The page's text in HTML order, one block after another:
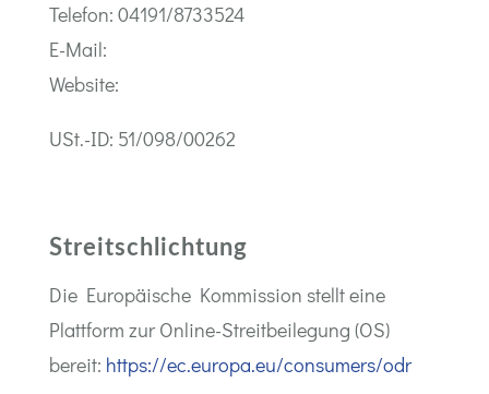
Telefon: 04191/8733524
E-Mail:
Website:
USt.-ID: 51/098/00262
Streitschlichtung
Die Europäische Kommission stellt eine
Plattform zur Online-Streitbeilegung (OS)
bereit: https://ec.europa.eu/consumers/odr